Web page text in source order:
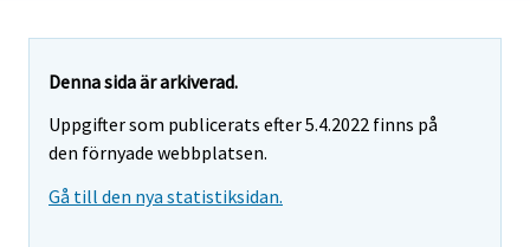
Denna sida är arkiverad.
Uppgifter som publicerats efter 5.4.2022 finns på
den förnyade webbplatsen.
Gå till den nya statistiksidan.